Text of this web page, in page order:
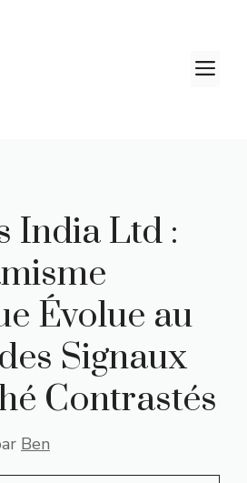
India Ltd :
Évolue au
Signaux
Contrastés
Ben